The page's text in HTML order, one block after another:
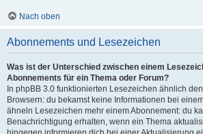
Nach oben
Abonnements und Lesezeichen
Was ist der Unterschied zwischen einem
Abonnements für ein Thema oder Forum?
In phpBB 3.0 funktionierten Lesezeichen ähnlich
Browsern: du bekamst keine Informationen bei
ähneln Lesezeichen mehr einem Abonnement: du
Benachrichtigung erhalten, wenn ein Thema